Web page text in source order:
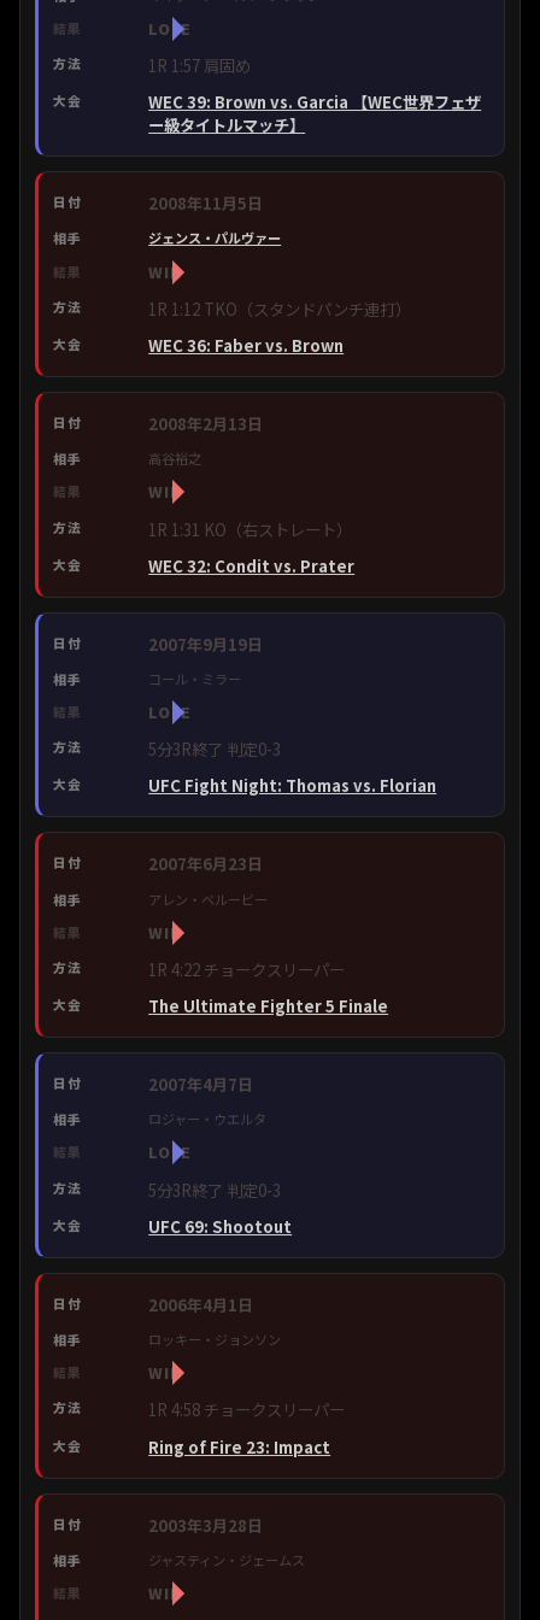
LOSE
1R 1:57 肩固め
WEC 39: Brown vs. Garcia 【WEC世界フェザ
ー級タイトルマッチ】
2008年11月5日
ジェンス・パルヴァー
WIN
1R 1:12 TKO（スタンドパンチ連打）
WEC 36: Faber vs. Brown
2008年2月13日
高谷裕之
WIN
1R 1:31 KO（右ストレート）
WEC 32: Condit vs. Prater
2007年9月19日
コール・ミラー
LOSE
5分3R終了 判定0-3
UFC Fight Night: Thomas vs. Florian
2007年6月23日
アレン・ベルービー
WIN
1R 4:22 チョークスリーパー
The Ultimate Fighter 5 Finale
2007年4月7日
ロジャー・ウエルタ
LOSE
5分3R終了 判定0-3
UFC 69: Shootout
2006年4月1日
ロッキー・ジョンソン
WIN
1R 4:58 チョークスリーパー
Ring of Fire 23: Impact
2003年3月28日
ジャスティン・ジェームス
WIN